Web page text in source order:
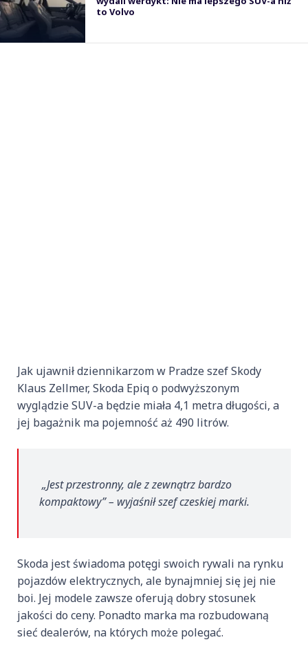
to Volvo
Jak ujawnił dziennikarzom w Pradze szef Skody
Klaus Zellmer, Skoda Epiq o podwyższonym
wyglądzie SUV-a będzie miała 4,1 metra długości, a
jej bagażnik ma pojemność aż 490 litrów.
„Jest przestronny, ale z zewnątrz bardzo
kompaktowy” – wyjaśnił szef czeskiej marki.
Skoda jest świadoma potęgi swoich rywali na rynku
pojazdów elektrycznych, ale bynajmniej się jej nie
boi. Jej modele zawsze oferują dobry stosunek
jakości do ceny. Ponadto marka ma rozbudowaną
sieć dealerów, na których może polegać.